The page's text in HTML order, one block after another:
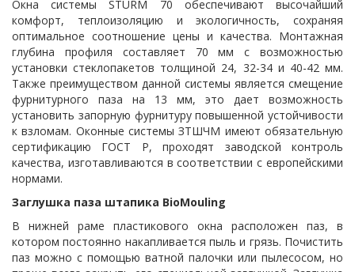
Окна системы STURM 70 обеспечивают высочайший
комфорт, теплоизоляцию и экологичность, сохраняя
оптимальное соотношение цены и качества. Монтажная
глубина профиля составляет 70 мм с возможностью
установки стеклопакетов толщиной 24, 32-34 и 40-42 мм.
Также преимуществом данной системы является смещение
фурнитурного паза на 13 мм, это дает возможность
установить запорную фурнитуру повышенной устойчивости
к взломам. Оконные системы ЗТШЧМ имеют обязательную
сертификацию ГОСТ Р, проходят заводской контроль
качества, изготавливаются в соответствии с европейскими
нормами.
Заглушка паза штапика BioMouling
В нижней раме пластикового окна расположен паз, в
котором постоянно накапливается пыль и грязь. Почистить
паз можно с помощью ватной палочки или пылесосом, но